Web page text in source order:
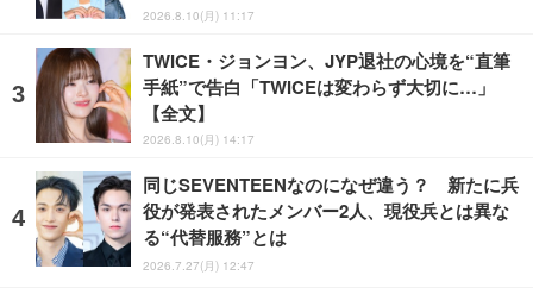
2026.8.10(月) 11:17
TWICE・ジョンヨン、JYP退社の心境を“直筆
手紙”で告白「TWICEは変わらず大切に…」
【全文】
2026.8.10(月) 14:17
同じSEVENTEENなのになぜ違う？ 新たに兵
役が発表されたメンバー2人、現役兵とは異な
る“代替服務”とは
2026.7.27(月) 12:47